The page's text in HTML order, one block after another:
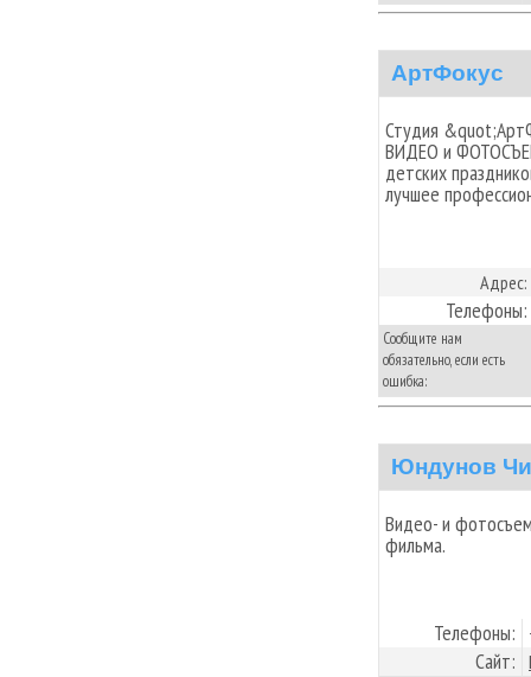
АртФокус
Студия
ВИДЕО и
детских
лучшее
Адрес:
Телефоны:
Сообщите нам
обязательно, если есть
ошибка:
Юндунов
Видео- и
фильма.
Телефоны:
Сайт: